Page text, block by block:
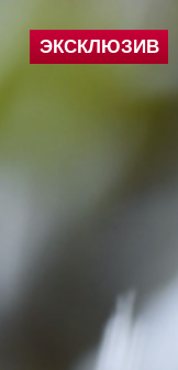
ЭКСКЛЮЗИВ